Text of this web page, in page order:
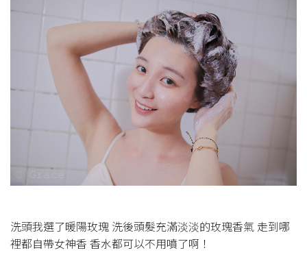
洗頭我選了暖陽玫瑰 洗後頭髮充滿淡淡的玫瑰香氣 走到哪
裡都自帶女神香 香水都可以不用噴了啊！